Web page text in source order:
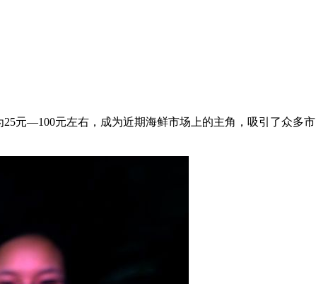
元—100元左右，成为近期海鲜市场上的主角，吸引了众多市